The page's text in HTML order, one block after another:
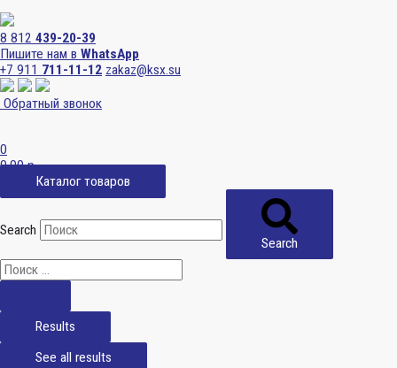
8 812 439-20-39
Пишите нам в WhatsApp
+7 911 711-11-12 zakaz@ksx.su
Обратный звонок
0
0,00р.
Каталог товаров
Search
Search
Results
See all results